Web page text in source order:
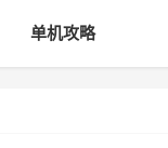
单机攻略